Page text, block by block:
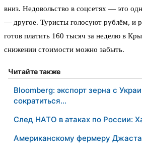
вниз. Недовольство в соцсетях — это
— другое. Туристы голосуют рублём, и
готов платить 160 тысяч за неделю в
снижении стоимости можно забыть.
Читайте также
Bloomberg: экспорт зерна с
сократиться…
След НАТО в атаках по России:
Американскому фермеру